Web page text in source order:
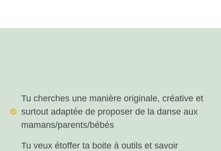
Tu cherches une manière originale, créative et
surtout adaptée de proposer de la danse aux
mamans/parents/bébés
Tu veux étoffer ta boite à outils et savoir